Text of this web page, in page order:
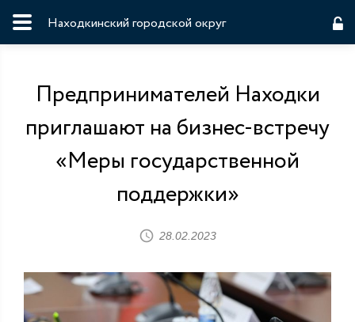
Находкинский городской округ
Предпринимателей Находки
приглашают на бизнес-встречу
«Меры государственной
поддержки»
28.02.2023